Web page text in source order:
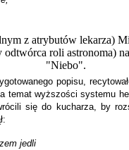
z atrybutów lekarza)
roli astronoma)
"Niebo".
popisu,
temat wyższości systemu
się do kucharza, by
jedli